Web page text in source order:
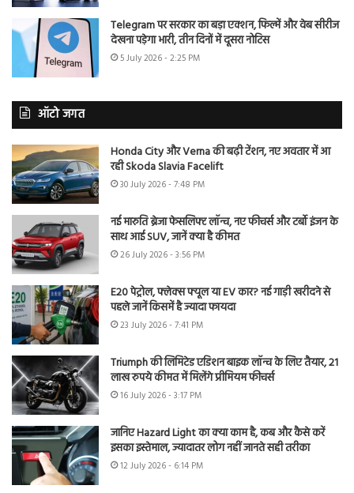
Telegram पर सरकार का बड़ा एक्शन, फिल्में और वेब सीरीज
देखना पड़ेगा भारी, तीन दिनों में दूसरा नोटिस
5 July 2026 - 2:25 PM
ऑटो जगत
Honda City और Verna की बढ़ी टेंशन, नए अवतार में आ
रही Skoda Slavia Facelift
30 July 2026 - 7:48 PM
नई मारुति ब्रेजा फेसलिफ्ट लॉन्च, नए फीचर्स और टर्बो इंजन के
साथ आई SUV, जानें क्या है कीमत
26 July 2026 - 3:56 PM
E20 पेट्रोल, फ्लेक्स फ्यूल या EV कार? नई गाड़ी खरीदने से
पहले जानें किसमें है ज्यादा फायदा
23 July 2026 - 7:41 PM
Triumph की लिमिटेड एडिशन बाइक लॉन्च के लिए तैयार, 21
लाख रुपये कीमत में मिलेंगे प्रीमियम फीचर्स
16 July 2026 - 3:17 PM
जानिए Hazard Light का क्या काम है, कब और कैसे करें
इसका इस्तेमाल, ज्यादातर लोग नहीं जानते सही तरीका
12 July 2026 - 6:14 PM